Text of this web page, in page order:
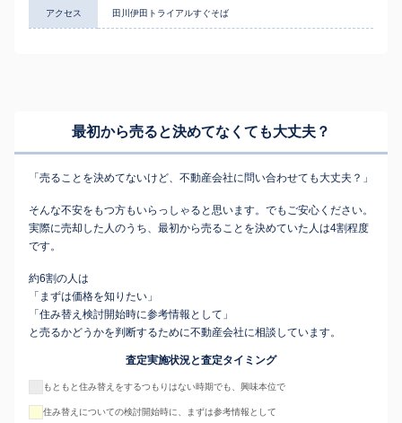
アクセス 田川伊田トライアルすぐそば
最初から売ると決めてなくても大丈夫？
「売ることを決めてないけど、不動産会社に問い合わせても大丈夫？」
そんな不安をもつ方もいらっしゃると思います。でもご安心ください。
実際に売却した人のうち、最初から売ることを決めていた人は4割程度
です。
約6割の人は
「まずは価格を知りたい」
「住み替え検討開始時に参考情報として」
と売るかどうかを判断するために不動産会社に相談しています。
査定実施状況と査定タイミング
もともと住み替えをするつもりはない時期でも、興味本位で
住み替えについての検討開始時に、まずは参考情報として